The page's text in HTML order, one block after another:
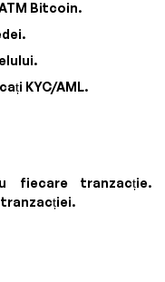
Bitcoin.
KYC/AML.
fiecare tranzacție.